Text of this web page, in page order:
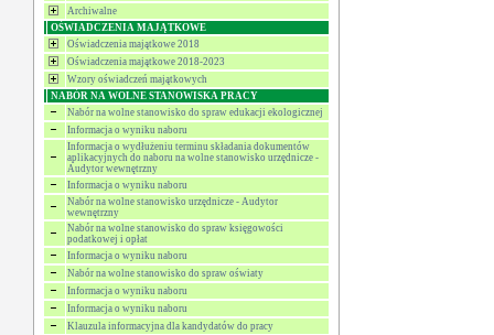
Archiwalne
OŚWIADCZENIA MAJĄTKOWE
Oświadczenia majątkowe 2018
Oświadczenia majątkowe 2018-2023
Wzory oświadczeń majątkowych
NABÓR NA WOLNE STANOWISKA PRACY
Nabór na wolne stanowisko do spraw edukacji ekologicznej
Informacja o wyniku naboru
Informacja o wydłużeniu terminu składania dokumentów
aplikacyjnych do naboru na wolne stanowisko urzędnicze -
Audytor wewnętrzny
Informacja o wyniku naboru
Nabór na wolne stanowisko urzędnicze - Audytor
wewnętrzny
Nabór na wolne stanowisko do spraw księgowości
podatkowej i opłat
Informacja o wyniku naboru
Nabór na wolne stanowisko do spraw oświaty
Informacja o wyniku naboru
Informacja o wyniku naboru
Klauzula informacyjna dla kandydatów do pracy